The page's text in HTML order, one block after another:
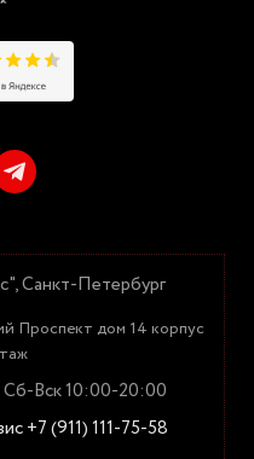
Санкт-Петербург
Проспект дом 14 корпус
Вск 10:00-20:00
+7 (911) 111-75-58